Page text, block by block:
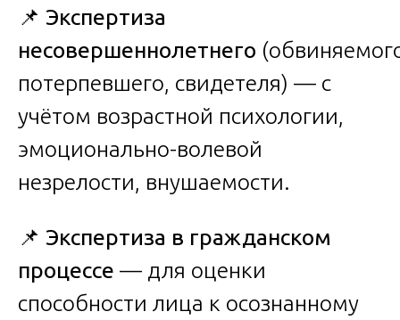
📌 Экспертиза
несовершеннолетнего
потерпевшего, свидетеля) — с
учётом возрастной психологии,
эмоционально-волевой
незрелости, внушаемости.
📌 Экспертиза в гражданском
процессе — для оценки
способности лица к осознанному